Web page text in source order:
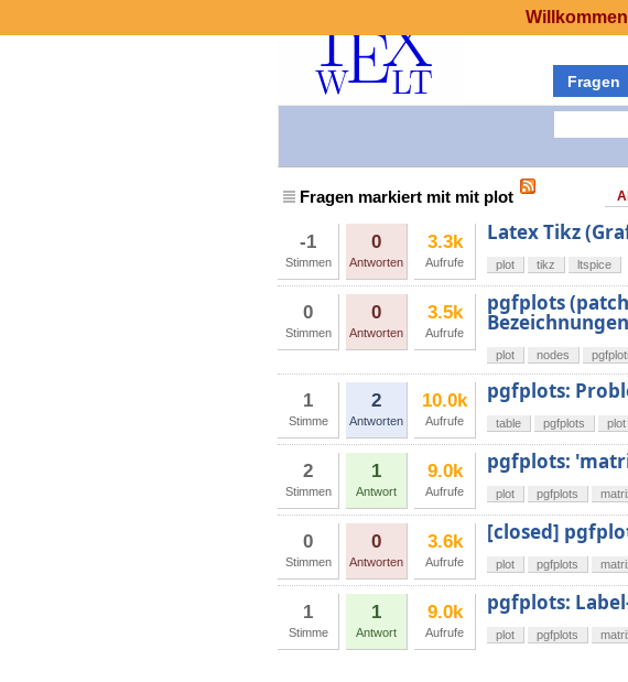
Fragen
Fragen markiert mit mit plot
-1
Stimmen
0
Antworten
3.3k
Aufrufe
Latex Tikz
plot tikz ltspice
0
Stimmen
0
Antworten
3.5k
Aufrufe
pgfplots
plot nodes
1
Stimme
2
Antworten
10.0k
Aufrufe
pgfplots:
table pgfplots plot
2
Stimmen
1
Antwort
9.0k
Aufrufe
pgfplots:
plot pgfplots
0
Stimmen
0
Antworten
3.6k
Aufrufe
[closed]
plot pgfplots
1
Stimme
1
Antwort
9.0k
Aufrufe
pgfplots:
plot pgfplots